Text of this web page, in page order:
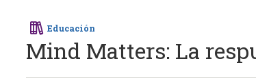
Educación
Mind Matters: La